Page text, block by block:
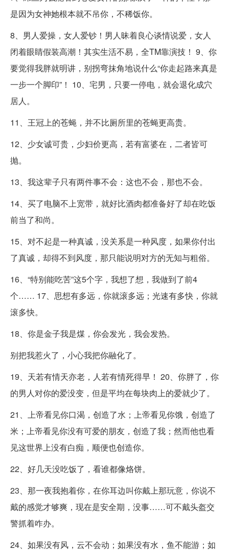
是因为女神她根本就不吊你，不稀饭你。
8、男人爱操，女人爱钞！男人昧着良心谈情说爱，女人
闭着眼睛假装高潮！其实生活不易，全TM靠演技！ 9、你
要觉得我胖就明讲，别拐弯抹角地说什么“你走起路来真是
一步一个脚印”！ 10、宅男，只要一停电，就会退化成穴
居人。
11、王冠上的苍蝇，并不比厕所里的苍蝇更高贵。
12、少女诚可贵，少妇价更高，若有富婆在，二者皆可
抛。
13、我这辈子只有两件事不会：这也不会，那也不会。
14、买了电脑不上宽带，就好比酒肉都准备好了却在吃饭
前当了和尚。
15、对不起是一种真诚，没关系是一种风度，如果你付出
了真诚，却得不到风度，那只能说明对方的无知与粗俗。
16、“特别能吃苦”这5个字，我想了想，我做到了前4
个…… 17、思想有多远，你就滚多远；光速有多快，你就
滚多快。
18、你是金子我是煤，你会发光，我会发热。
别把我惹火了，小心我把你融化了。
19、天若有情天亦老，人若有情死得早！ 20、你胖了，你
的男人对你的爱没变，但是平均在每块肉上的爱就少了。
21、上帝看见你口渴，创造了水；上帝看见你饿，创造了
米；上帝看见你没有可爱的朋友，创造了我；然而他也看
见这世界上没有白痴，顺便也创造你。
22、好几天没吃饭了，看谁都像烙饼。
23、那一夜我抱着你，在你耳边叫你戴上那玩意，你说不
戴的感觉才够爽，现在是安全期，没事……可不戴头盔交
警抓着咋办。
24、如果没有风，云不会动；如果没有水，鱼不能游；如